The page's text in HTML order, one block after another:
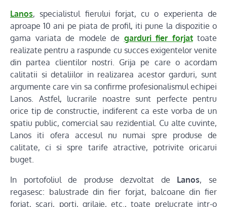
Lanos, specialistul fierului forjat, cu o experienta de
aproape 10 ani pe piata de profil, iti pune la dispozitie o
gama variata de modele de garduri fier forjattoate
realizate pentru a raspunde cu succes exigentelor venite
din partea clientilor nostri. Grija pe care o acordam
calitatii si detaliilor in realizarea acestor garduri, sunt
argumente care vin sa confirme profesionalismul echipei
Lanos. Astfel, lucrarile noastre sunt perfecte pentru
orice tip de constructie, indiferent ca este vorba de un
spatiu public, comercial sau rezidential. Cu alte cuvinte,
Lanos iti ofera accesul nu numai spre produse de
calitate, ci si spre tarife atractive, potrivite oricarui
buget.
In portofoliul de produse dezvoltat de Lanos, se
regasesc: balustrade din fier forjat, balcoane din fier
forjat, scari, porti, grilaje, etc., toate prelucrate intr-o